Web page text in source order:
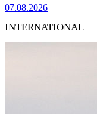
07.08.2026
INTERNATIONAL